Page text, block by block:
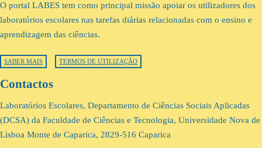
O portal LABES tem como principal missão apoiar os utilizadores dos
laboratórios escolares nas tarefas diárias relacionadas com o ensino e
aprendizagem das ciências.
SABER MAIS TERMOS DE UTILIZAÇÃO
Contactos
Laboratórios Escolares, Departamento de Ciências Sociais Aplicadas
(DCSA) da Faculdade de Ciências e Tecnologia, Universidade Nova de
Lisboa Monte de Caparica, 2829-516 Caparica